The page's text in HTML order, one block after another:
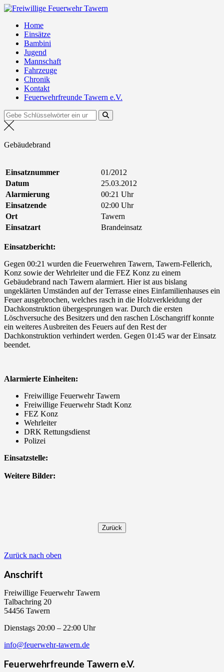
Zum
springenHome
Einsätze
Bambini
Jugend
Mannschaft
Fahrzeuge
Chronik
Kontakt
Feuerwehrfreunde Tawern e.V.
Suchen
nach:
Gebäudebrand
Einsatznummer
01/2012
Datum
25.03.2012
Alarmierung
00:21 Uhr
Einsatzende
02:00 Uhr
Ort
Tawern
Einsatzart
Brandeinsatz
Einsatzbericht:
Gegen 00:21 wurden die Feuerwehren Tawern, Tawern-Fellerich,
Konz sowie der Wehrleiter und die FEZ Konz zu einem
Gebäudebrand nach Tawern alarmiert. Hier ist aus bislang
ungeklärten Umständen auf der Terrasse eines Einfamilienhauses ein
Feuer ausgebrochen, welches rasch in die Holzverkleidung der
Dachkonstruktion übergesprungen war. Durch die ersten
Löschversuche des Besitzers und den raschen Löschangriff konnte
ein weiteres Ausbreiten des Feuers auf den Rest der
Dachkonstruktion verhindert werden. Gegen 01:45 war der Einsatz
beendet.
Alarmierte Einheiten:
Freiwillige Feuerwehr Tawern
Freiwillige Feuerwehr Stadt Konz
FEZ Konz
Wehrleiter
DRK Rettungsdienst
Polizei
Einsatzstelle:
Weitere Bilder:
Zurück nach oben
Anschrift
Freiwillige Feuerwehr Tawern
Talbachring 20
54456 Tawern
Dienstags 20:00 – 22:00 Uhr
info@feuerwehr-tawern.de
Feuerwehrfreunde Tawern e.V.